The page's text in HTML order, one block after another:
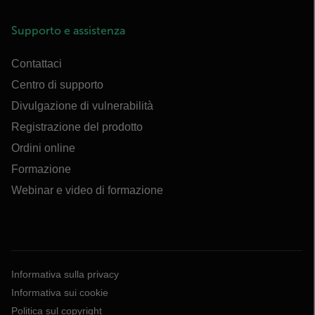
Supporto e assistenza
Contattaci
Centro di supporto
Divulgazione di vulnerabilità
Registrazione del prodotto
Ordini online
Formazione
Webinar e video di formazione
Informativa sulla privacy
Informativa sui cookie
Politica sul copyright